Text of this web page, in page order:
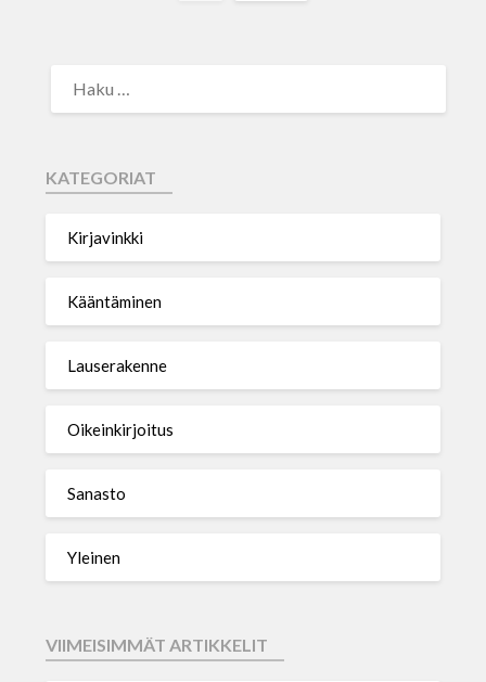
KATEGORIAT
Kirjavinkki
Kääntäminen
Lauserakenne
Oikeinkirjoitus
Sanasto
Yleinen
VIIMEISIMMÄT ARTIKKELIT